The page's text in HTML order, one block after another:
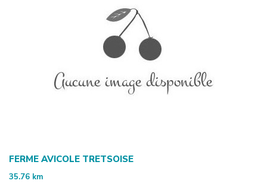
FERME AVICOLE TRETSOISE
35.76 km